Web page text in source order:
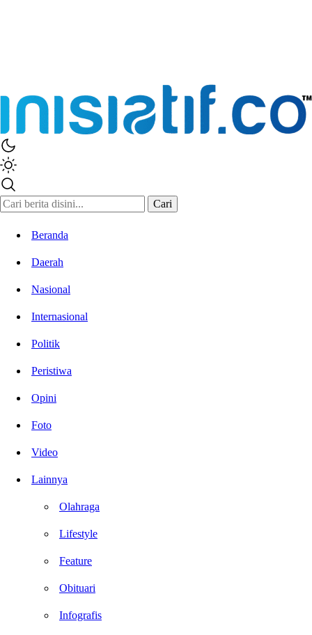
Inisiatif.co
Stay Connected Stay Informed
Cari
Beranda
Daerah
Nasional
Internasional
Politik
Peristiwa
Opini
Foto
Video
Lainnya
Olahraga
Lifestyle
Feature
Obituari
Infografis